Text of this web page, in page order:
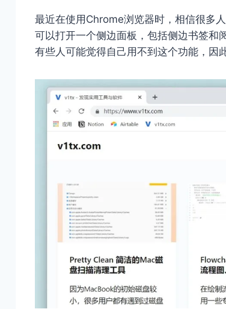
最近在使用Chrome浏览器时，相信很多
可以打开一个侧边面板，包括侧边书签和
有些人可能觉得自己用不到这个功能，因